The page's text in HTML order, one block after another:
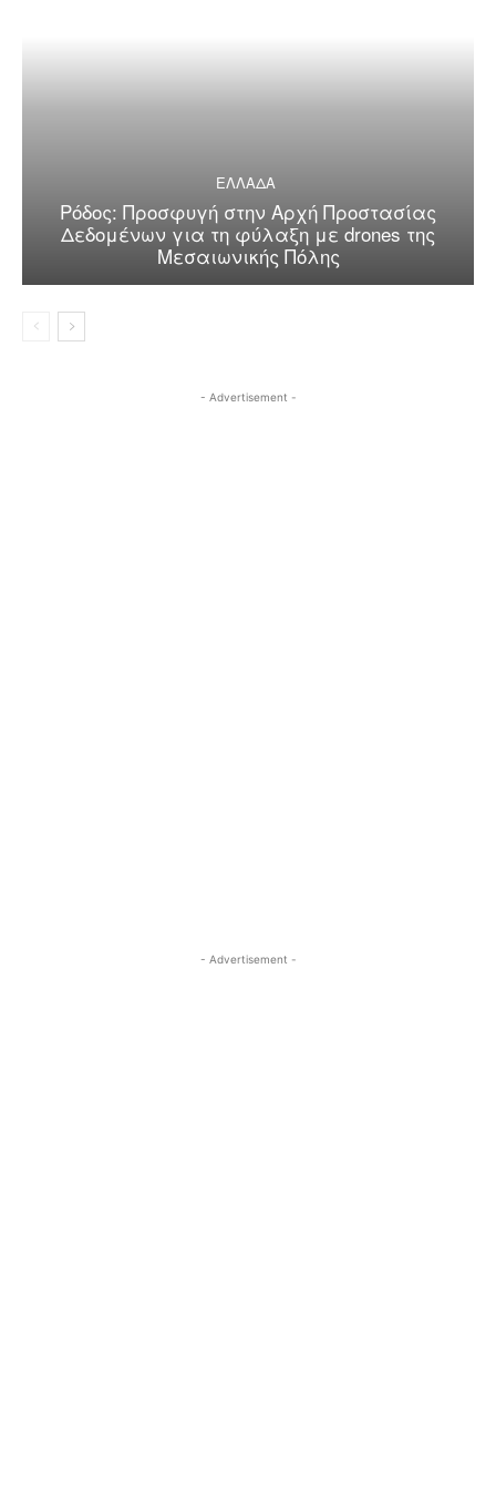
ΕΛΛΑΔΑ
Ρόδος: Προσφυγή στην Αρχή Προστασίας
Δεδομένων για τη φύλαξη με drones της
Μεσαιωνικής Πόλης
- Advertisement -
- Advertisement -